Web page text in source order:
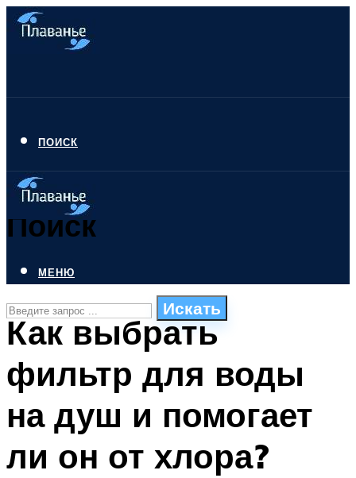
ПОИСК
Поиск
Искать
ПЛАВАНЬЕ ДЛЯ ДЕТЕЙ
БАССЕЙН ДЛЯ ДОМА
МЕНЮ
Как выбрать
фильтр для воды
на душ и помогает
ли он от хлора?